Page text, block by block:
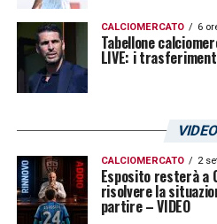
CALCIOMERCATO 6
Tabellone
LIVE: i
CALCIOMERCATO 2
Esposito resterà a
risolvere la
partire – VIDEO